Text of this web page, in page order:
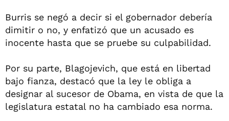
Burris se negó a decir si el gobernador debería
dimitir o no, y enfatizó que un acusado es
inocente hasta que se pruebe su culpabilidad.
Por su parte, Blagojevich, que está en libertad
bajo fianza, destacó que la ley le obliga a
designar al sucesor de Obama, en vista de que la
legislatura estatal no ha cambiado esa norma.